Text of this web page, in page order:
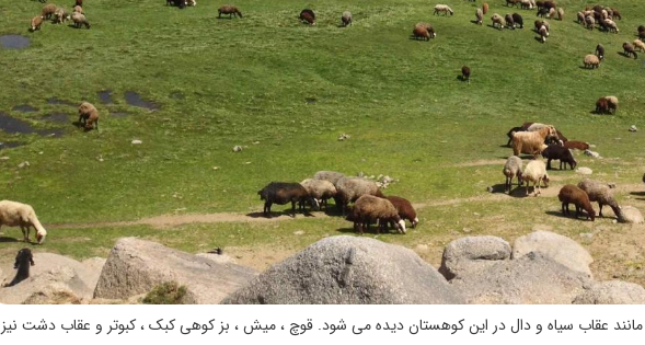
عقاب سیاه و دال در این کوهستان دیده می‌ شود. قوچ ، میش ، بز کوهی کبک ، کبوتر و عقاب دشت نیز